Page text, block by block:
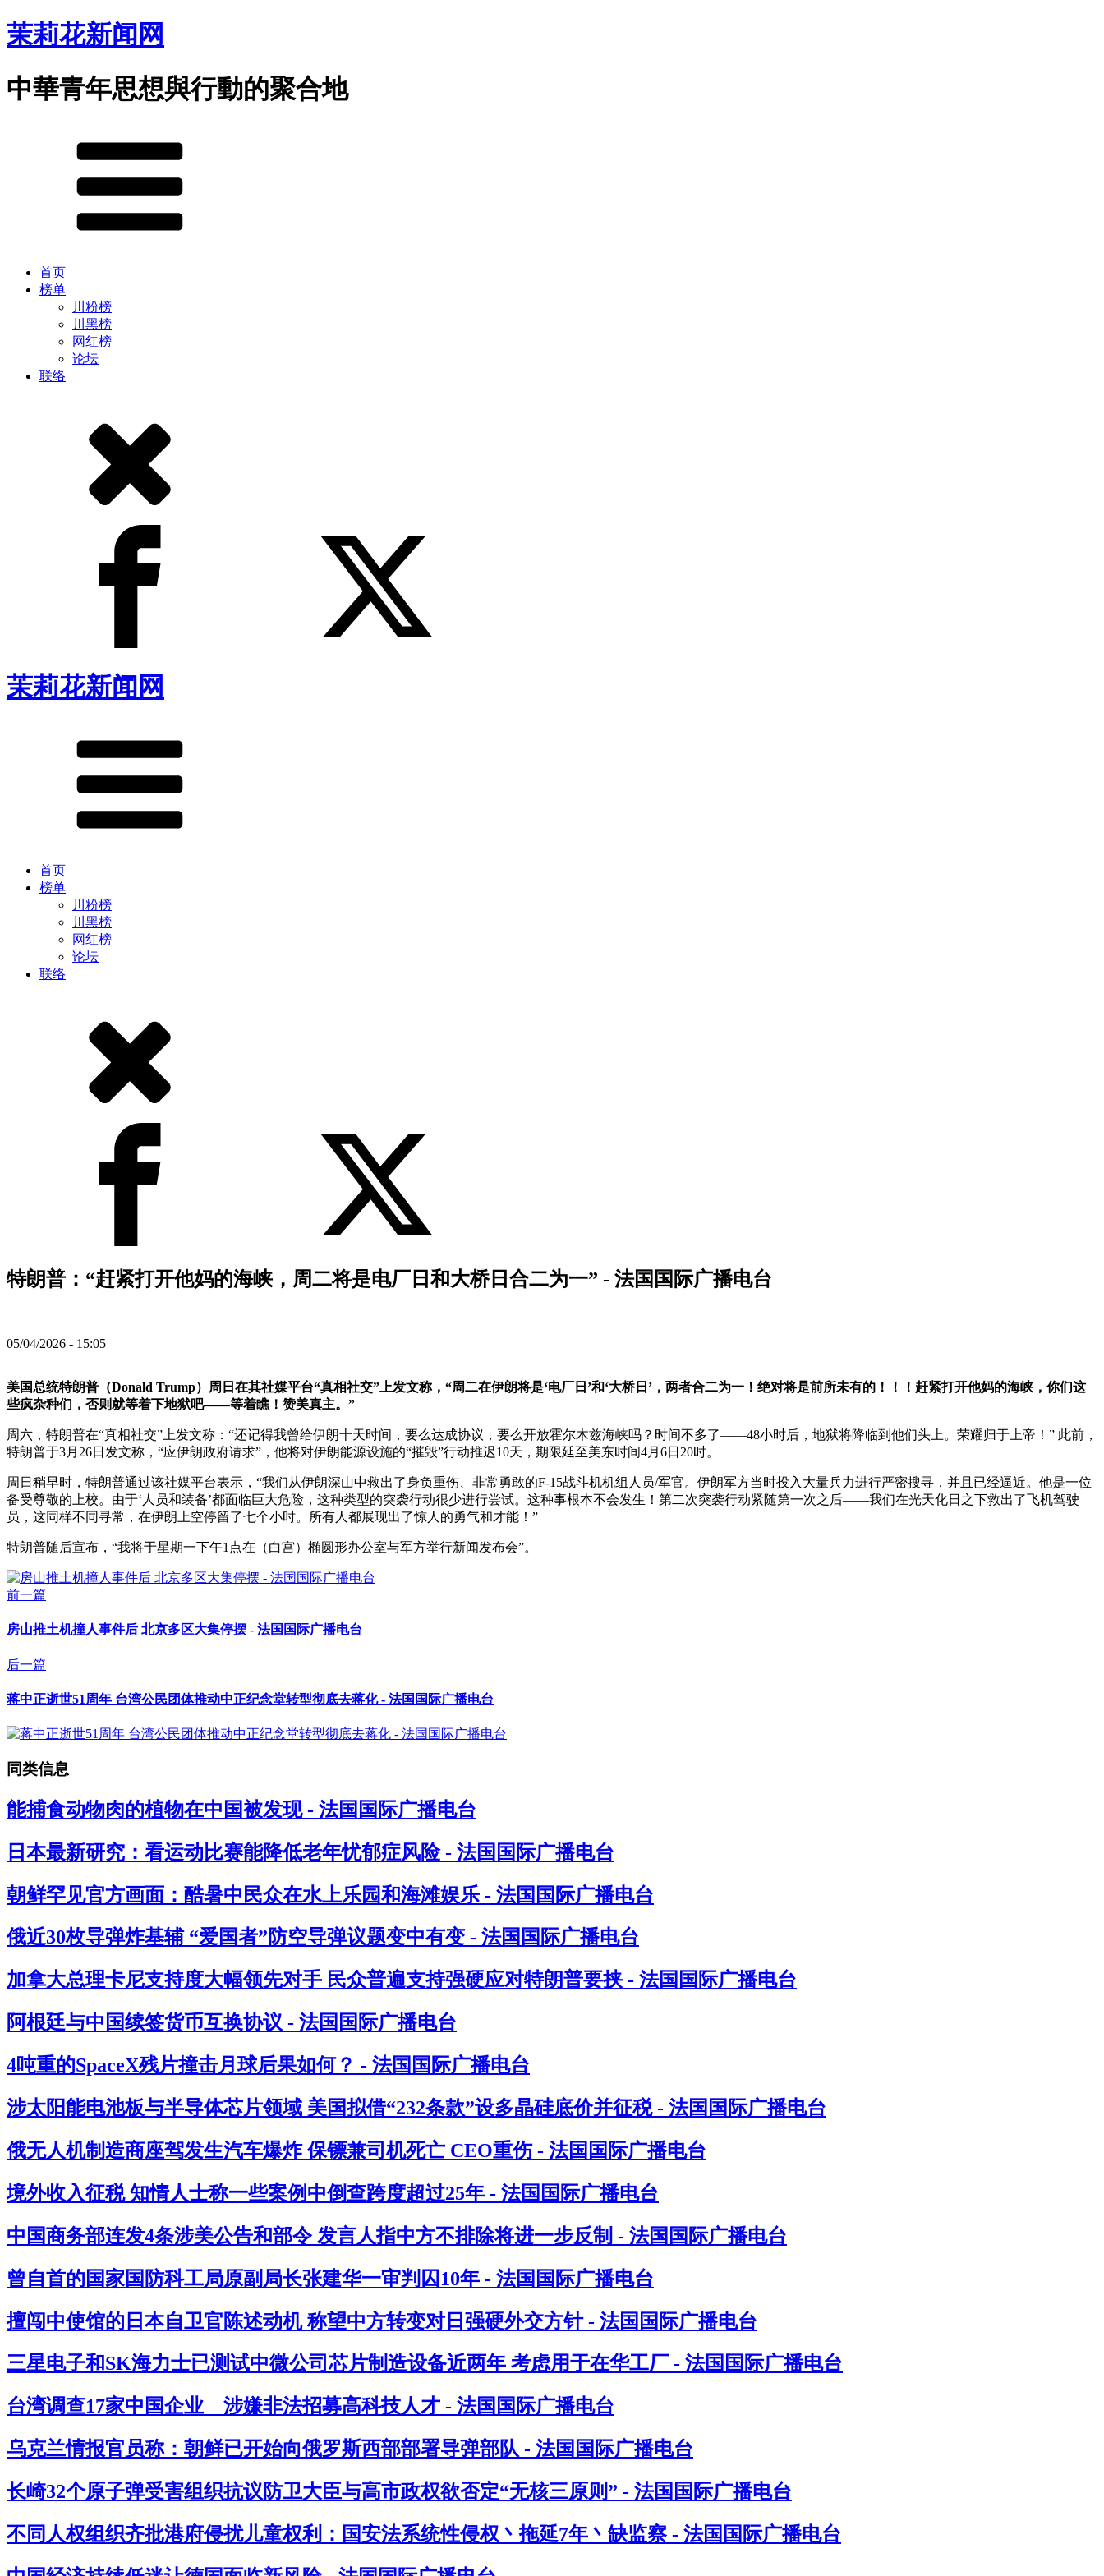
茉莉花新闻网
中華青年思想與行動的聚合地
首页
榜单
川粉榜
川黑榜
网红榜
论坛
联络
茉莉花新闻网
首页
榜单
川粉榜
川黑榜
网红榜
论坛
联络
特朗普：“赶紧打开他妈的海峡，周二将是电厂日和大桥日合二为一” - 法国国际广播电台
05/04/2026 - 15:05
美国总统特朗普（Donald Trump）周日在其社媒平台“真相社交”上发文称，“周二在伊朗将是‘电厂日’和‘大桥日’，两者合二为一！绝对将是前所未有的！！！赶紧打开他妈的海峡，你们这
些疯杂种们，否则就等着下地狱吧——等着瞧！赞美真主。”
周六，特朗普在“真相社交”上发文称：“还记得我曾给伊朗十天时间，要么达成协议，要么开放霍尔木兹海峡吗？时间不多了——48小时后，地狱将降临到他们头上。荣耀归于上帝！” 此前，
特朗普于3月26日发文称，“应伊朗政府请求”，他将对伊朗能源设施的“摧毁”行动推迟10天，期限延至美东时间4月6日20时。
周日稍早时，特朗普通过该社媒平台表示，“我们从伊朗深山中救出了身负重伤、非常勇敢的F-15战斗机机组人员/军官。伊朗军方当时投入大量兵力进行严密搜寻，并且已经逼近。他是一位
备受尊敬的上校。由于‘人员和装备’都面临巨大危险，这种类型的突袭行动很少进行尝试。这种事根本不会发生！第二次突袭行动紧随第一次之后——我们在光天化日之下救出了飞机驾驶
员，这同样不同寻常，在伊朗上空停留了七个小时。所有人都展现出了惊人的勇气和才能！”
特朗普随后宣布，“我将于星期一下午1点在（白宫）椭圆形办公室与军方举行新闻发布会”。
前一篇
房山推土机撞人事件后 北京多区大集停摆 - 法国国际广播电台
后一篇
蒋中正逝世51周年 台湾公民团体推动中正纪念堂转型彻底去蒋化 - 法国国际广播电台
同类信息
能捕食动物肉的植物在中国被发现 - 法国国际广播电台
日本最新研究：看运动比赛能降低老年忧郁症风险 - 法国国际广播电台
朝鲜罕见官方画面：酷暑中民众在水上乐园和海滩娱乐 - 法国国际广播电台
俄近30枚导弹炸基辅 “爱国者”防空导弹议题变中有变 - 法国国际广播电台
加拿大总理卡尼支持度大幅领先对手 民众普遍支持强硬应对特朗普要挟 - 法国国际广播电台
阿根廷与中国续签货币互换协议 - 法国国际广播电台
4吨重的SpaceX残片撞击月球后果如何？ - 法国国际广播电台
涉太阳能电池板与半导体芯片领域 美国拟借“232条款”设多晶硅底价并征税 - 法国国际广播电台
俄无人机制造商座驾发生汽车爆炸 保镖兼司机死亡 CEO重伤 - 法国国际广播电台
境外收入征税 知情人士称一些案例中倒查跨度超过25年 - 法国国际广播电台
中国商务部连发4条涉美公告和部令 发言人指中方不排除将进一步反制 - 法国国际广播电台
曾自首的国家国防科工局原副局长张建华一审判囚10年 - 法国国际广播电台
擅闯中使馆的日本自卫官陈述动机 称望中方转变对日强硬外交方针 - 法国国际广播电台
三星电子和SK海力士已测试中微公司芯片制造设备近两年 考虑用于在华工厂 - 法国国际广播电台
台湾调查17家中国企业 涉嫌非法招募高科技人才 - 法国国际广播电台
乌克兰情报官员称：朝鲜已开始向俄罗斯西部部署导弹部队 - 法国国际广播电台
长崎32个原子弹受害组织抗议防卫大臣与高市政权欲否定“无核三原则” - 法国国际广播电台
不同人权组织齐批港府侵扰儿童权利：国安法系统性侵权丶拖延7年丶缺监察 - 法国国际广播电台